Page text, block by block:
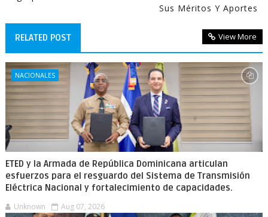
Sus Méritos Y Aportes
RELATED POST View More
NACIONALES
ETED y la Armada de República Dominicana articulan
esfuerzos para el resguardo del Sistema de Transmisión
Eléctrica Nacional y fortalecimiento de capacidades.
Unknown Aug 07, 2026